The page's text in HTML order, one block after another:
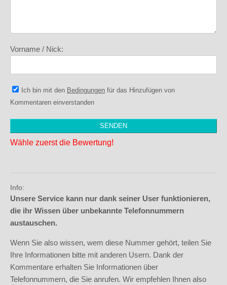
Vorname / Nick:
Ich bin mit den Bedingungen für das Hinzufügen von
Kommentaren einverstanden
Wähle zuerst die Bewertung!
Info:
Unsere Service kann nur dank seiner User funktionieren,
die ihr Wissen über unbekannte Telefonnummern
austauschen.
Wenn Sie also wissen, wem diese Nummer gehört, teilen Sie
Ihre Informationen bitte mit anderen Usern. Dank der
Kommentare erhalten Sie Informationen über
Telefonnummern, die Sie anrufen. Wir empfehlen Ihnen also